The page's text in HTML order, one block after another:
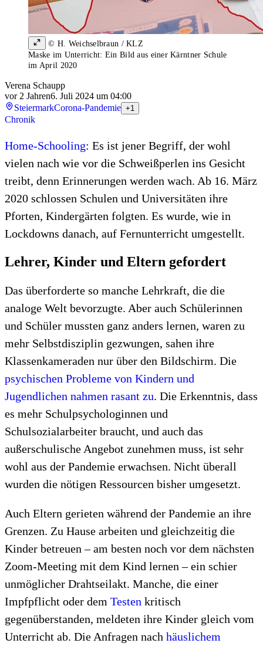
© H. Weichselbraun / KLZ
Maske im Unterricht: Ein Bild aus einer Kärntner Schule
im April 2020
Verena Schaupp
vor 2 Jahren6. Juli 2024 um 04:00
SteiermarkCorona-Pandemie +1
Chronik
Home-Schooling: Es ist jener Begriff, der wohl
vielen nach wie vor die Schweißperlen ins Gesicht
treibt, denn Erinnerungen werden wach. Ab 16. März
2020 schlossen Schulen und Universitäten ihre
Pforten, Kindergärten folgten. Es wurde, wie in
Lockdowns danach, auf Fernunterricht umgestellt.
Lehrer, Kinder und Eltern gefordert
Das überforderte so manche Lehrkraft, die die
analoge Welt bevorzugte. Aber auch Schülerinnen
und Schüler mussten ganz anders lernen, waren zu
mehr Selbstdisziplin gezwungen, sahen ihre
Klassenkameraden nur über den Bildschirm. Die
psychischen Probleme von Kindern und
Jugendlichen nahmen rasant zu. Die Erkenntnis, dass
es mehr Schulpsychologinnen und
Schulsozialarbeiter braucht, und auch das
außerschulische Angebot zunehmen muss, ist sehr
wohl aus der Pandemie erwachsen. Nicht überall
wurden die nötigen Ressourcen bisher umgesetzt.
Auch Eltern gerieten während der Pandemie an ihre
Grenzen. Zu Hause arbeiten und gleichzeitig die
Kinder betreuen – am besten noch vor dem nächsten
Zoom-Meeting mit dem Kind lernen – ein schier
unmöglicher Drahtseilakt. Manche, die einer
Impfpflicht oder dem Testen kritisch
gegenüberstanden, meldeten ihre Kinder gleich vom
Unterricht ab. Die Anfragen nach häuslichem